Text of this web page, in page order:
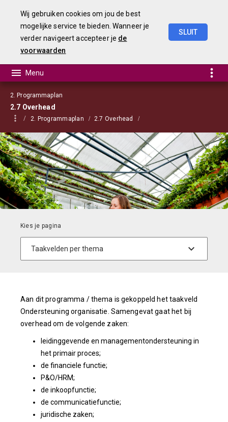
Wij gebruiken cookies om jou de best
mogelijke service te bieden. Wanneer je
verder navigeert accepteer je de
voorwaarden
SLUIT
2. Programmaplan
2.7 Overhead
2. Programmaplan
2.7 Overhead
Taakvelden per thema
Aan dit programma / thema is gekoppeld het taakveld
Ondersteuning organisatie. Samengevat gaat het bij
overhead om de volgende zaken:
leidinggevende en managementondersteuning in
het primair proces;
de financiele functie;
P&O/HRM;
de inkoopfunctie;
de communicatiefunctie;
juridische zaken;